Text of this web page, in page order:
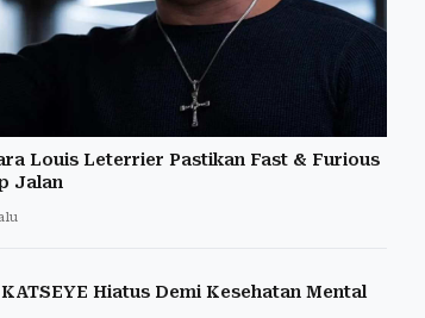
Louis Leterrier Pastikan Fast & Furious
Jalan
Hiatus Demi Kesehatan Mental